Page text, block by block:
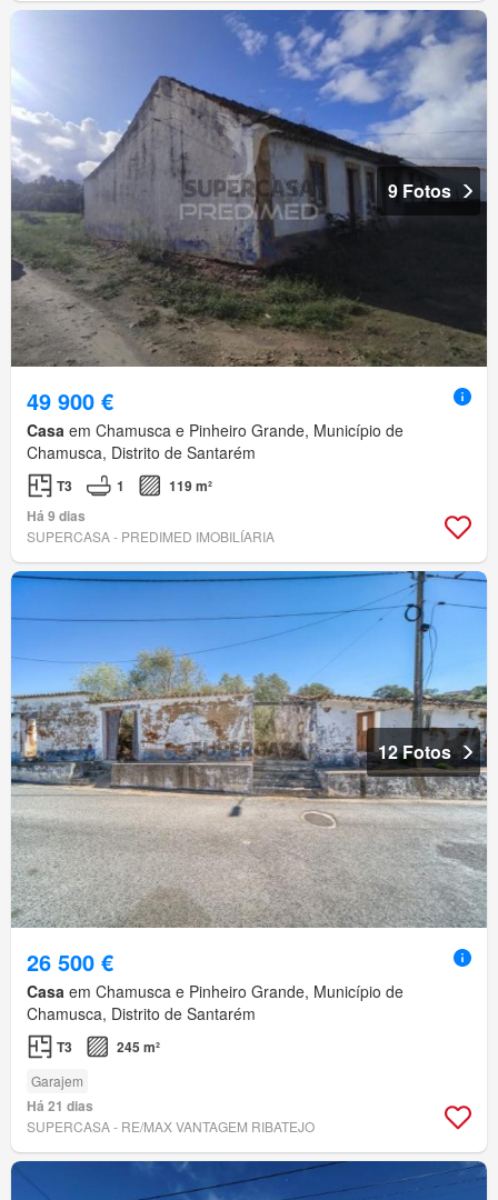
9 Fotos
49 900 €
Casa em Chamusca e Pinheiro Grande, Município de
Chamusca, Distrito de Santarém
T3 1
119 m²
Há 9 dias
SUPERCASA - PREDIMED IMOBILÍARIA
12 Fotos
26 500 €
Casa em Chamusca e Pinheiro Grande, Município de
Chamusca, Distrito de Santarém
T3 245 m²
Garajem
Há 21 dias
SUPERCASA - RE/MAX VANTAGEM RIBATEJO